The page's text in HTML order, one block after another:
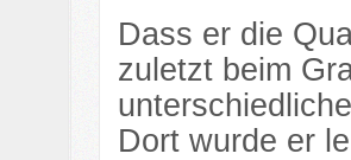
Dass er die
zuletzt beim
Dort wurde er